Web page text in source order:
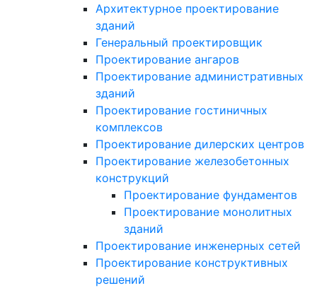
Архитектурное проектирование
зданий
Генеральный проектировщик
Проектирование ангаров
Проектирование административных
зданий
Проектирование гостиничных
комплексов
Проектирование дилерских центров
Проектирование железобетонных
конструкций
Проектирование фундаментов
Проектирование монолитных
зданий
Проектирование инженерных сетей
Проектирование конструктивных
решений